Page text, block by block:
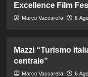
Excellence Film
Marco Vaccarella 6
Mazzi “Turismo
centrale”
Marco Vaccarella 6